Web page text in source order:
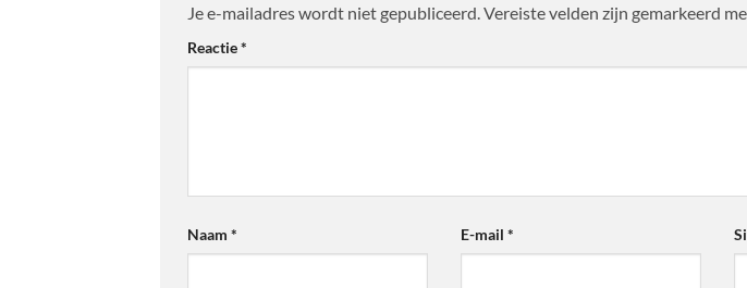
Je e-mailadres wordt niet gepubliceerd. Vereiste velden zijn gemarkeerd
Reactie*
Naam * E-mail *